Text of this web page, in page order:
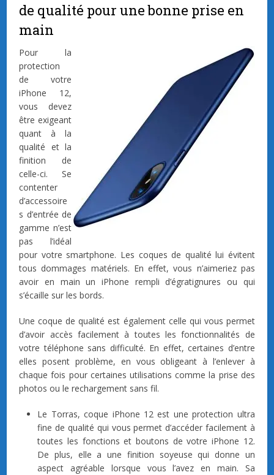
de qualité pour une bonne prise en
main
Pour la
protection
de votre
iPhone 12,
vous devez
être exigeant
quant à la
qualité et la
finition de
celle-ci. Se
contenter
d’accessoire
s d’entrée de
gamme n’est
pas l’idéal
pour votre smartphone. Les coques de qualité lui évitent
tous dommages matériels. En effet, vous n’aimeriez pas
avoir en main un iPhone rempli d’égratignures ou qui
s’écaille sur les bords.
Une coque de qualité est également celle qui vous permet
d’avoir accès facilement à toutes les fonctionnalités de
votre téléphone sans difficulté. En effet, certaines d’entre
elles posent problème, en vous obligeant à l’enlever à
chaque fois pour certaines utilisations comme la prise des
photos ou le rechargement sans fil.
Le Torras, coque iPhone 12 est une protection ultra
fine de qualité qui vous permet d’accéder facilement à
toutes les fonctions et boutons de votre iPhone 12.
De plus, elle a une finition soyeuse qui donne un
aspect agréable lorsque vous l’avez en main. Sa